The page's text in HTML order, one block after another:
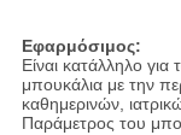
Εφαρμόσιμος:
Είναι κατάλληλο
μπουκάλια με την
καθημερινών,
Παράμετρος του